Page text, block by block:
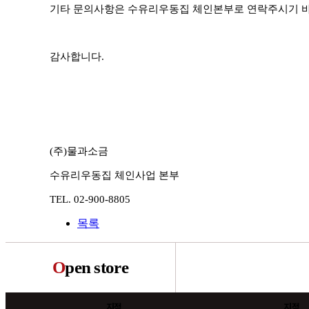
기타 문의사항은 수유리우동집 체인본부로 연락주시기
감사합니다.
(주)물과소금
수유리우동집 체인사업 본부
TEL. 02-900-8805
목록
Open store
지점 지점